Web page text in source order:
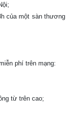
của một sàn thương
phí trên mạng:
từ trên cao;